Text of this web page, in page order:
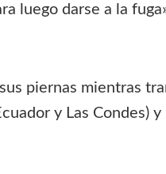
luego darse a la
piernas mientras
y Las Condes) y